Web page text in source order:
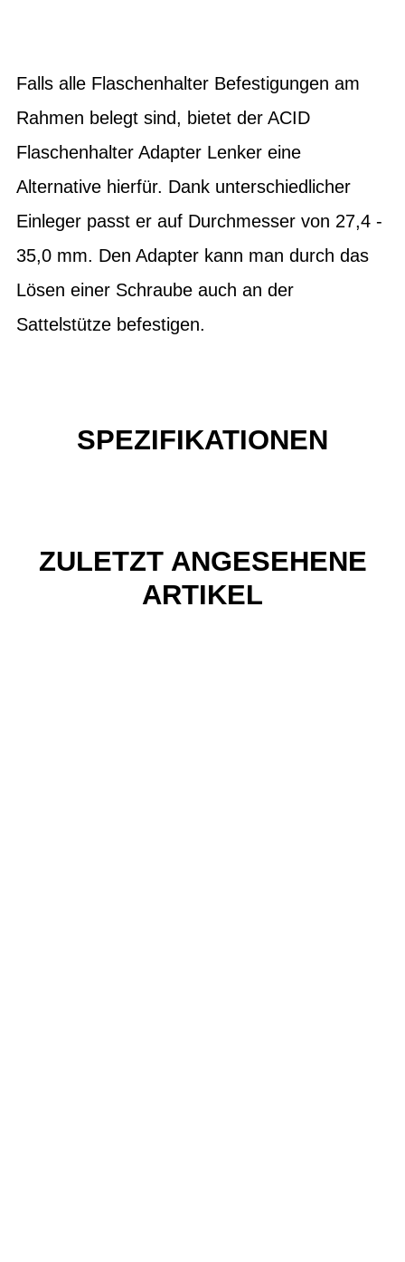
Falls alle Flaschenhalter Befestigungen am
Rahmen belegt sind, bietet der ACID
Flaschenhalter Adapter Lenker eine
Alternative hierfür. Dank unterschiedlicher
Einleger passt er auf Durchmesser von 27,4 -
35,0 mm. Den Adapter kann man durch das
Lösen einer Schraube auch an der
Sattelstütze befestigen.
SPEZIFIKATIONEN
ZULETZT ANGESEHENE
ARTIKEL